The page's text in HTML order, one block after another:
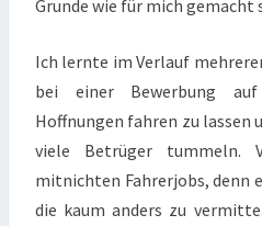
Grunde wie für mich gemacht
Ich lernte im Verlauf
bei einer Bewerbung
Hoffnungen fahren zu lassen
viele Betrüger tummeln.
mitnichten Fahrerjobs, denn
die kaum anders zu